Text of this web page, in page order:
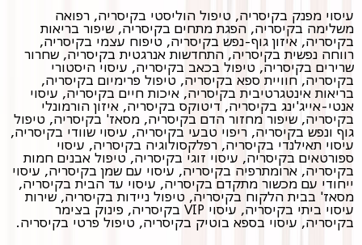
עיסוי מפנק בקיסריה, טיפול הוליסטי בקיסריה, רפואה
משלימה בקיסריה, הפגת מתחים בקיסריה, שיפור בריאות
בקיסריה, איזון גוף-נפש בקיסריה, טיפוח עצמי בקיסריה,
רווחה נפשית בקיסריה, התחדשות אנרגטית בקיסריה, שחרור
שרירים בקיסריה, טיפול בכאב בקיסריה, עיסוי היסטורי
בקיסריה, חוויית ספא בקיסריה, טיפול פרימיום בקיסריה,
בריאות אינטגרטיבית בקיסריה, איכות חיים בקיסריה, עיסוי
אנטי-אייג'ינג בקיסריה, דיטוקס בקיסריה, איזון הורמונלי
בקיסריה, שיפור מחזור הדם בקיסריה, מסאז' בקיסריה, טיפול
גוף ונפש בקיסריה, ריפוי טבעי בקיסריה, עיסוי שוודי בקיסריה,
עיסוי תאילנדי בקיסריה, רפלקסולוגיה בקיסריה, עיסוי
ספורטאים בקיסריה, עיסוי זוגי בקיסריה, טיפול אבנים חמות
בקיסריה, ארומתרפיה בקיסריה, עיסוי עם שמן בקיסריה, עיסוי
ייחודי עם מכשור מתקדם בקיסריה, עיסוי עד הבית בקיסריה,
מסאז' בבית הלקוח בקיסריה, טיפול ניידות בקיסריה, שירות
עיסוי ביתי בקיסריה, עיסוי VIP בקיסריה, פינוק בצימר
בקיסריה, עיסוי בספא בוטיק בקיסריה, טיפול פרטי בקיסריה.